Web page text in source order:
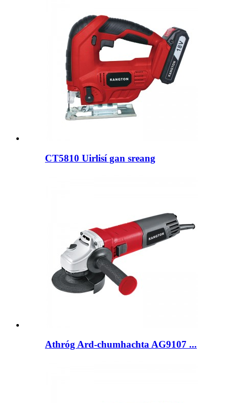
CT5810 Uirlisí gan sreang
Athróg Ard-chumhachta AG9107 ...